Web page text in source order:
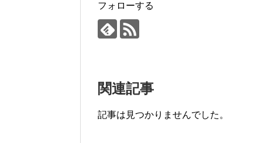
フォローする
関連記事
記事は見つかりませんでした。